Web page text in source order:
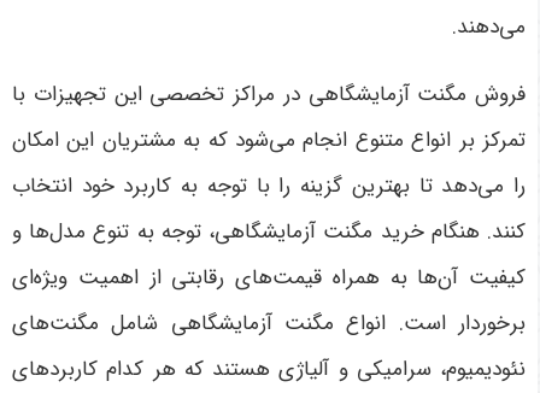
می‌دهند.
فروش مگنت آزمایشگاهی در مراکز تخصصی این تجهیزات با
تمرکز بر انواع متنوع انجام می‌شود که به مشتریان این امکان
را می‌دهد تا بهترین گزینه را با توجه به کاربرد خود انتخاب
کنند. هنگام خرید مگنت آزمایشگاهی، توجه به تنوع مدل‌ها و
کیفیت آن‌ها به همراه قیمت‌های رقابتی از اهمیت ویژه‌ای
برخوردار است. انواع مگنت آزمایشگاهی شامل مگنت‌های
نئودیمیوم، سرامیکی و آلیاژی هستند که هر کدام کاربردهای